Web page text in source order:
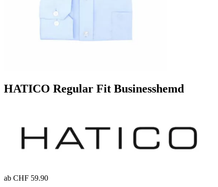
HATICO Regular Fit Businesshemd
ab CHF 59.90